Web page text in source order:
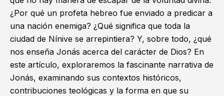
¿Por qué un profeta hebreo fue enviado a predicar a
una nación enemiga? ¿Qué significa que toda la
ciudad de Nínive se arrepintiera? Y, sobre todo, ¿qué
nos enseña Jonás acerca del carácter de Dios? En
este artículo, exploraremos la fascinante narrativa de
Jonás, examinando sus contextos históricos,
contribuciones teológicas y la forma en que su